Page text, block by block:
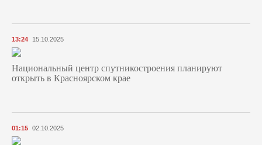
13:24 15.10.2025
Национальный центр спутникостроения планируют
открыть в Красноярском крае
01:15 02.10.2025